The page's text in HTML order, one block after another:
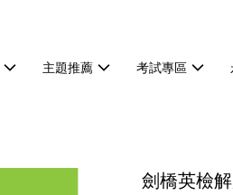
主題推薦 考試專區
劍橋英檢